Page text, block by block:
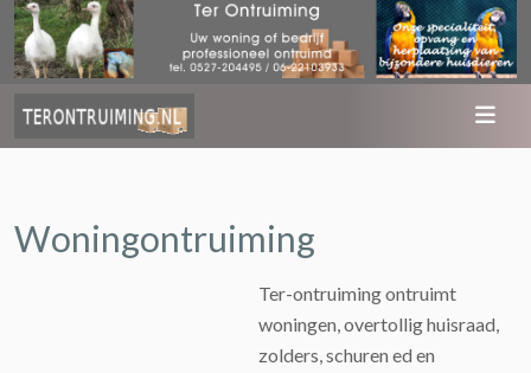
Woningontruiming
Ter-ontruiming ontruimt
woningen, overtollig huisraad,
zolders, schuren ed en